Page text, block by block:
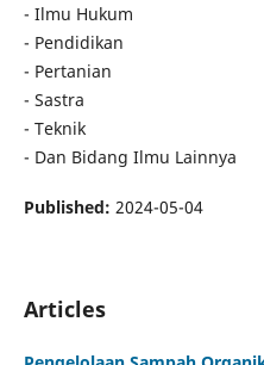
- Ilmu Hukum
- Pendidikan
- Pertanian
- Sastra
- Teknik
- Dan Bidang Ilmu Lainnya
Published: 2024-05-04
Articles